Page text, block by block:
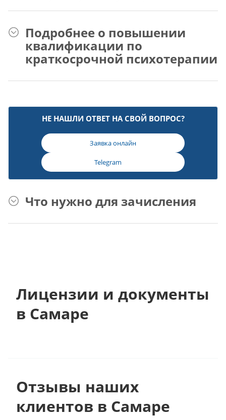
Подробнее о повышении
квалификации по
краткосрочной психотерапии
НЕ НАШЛИ ОТВЕТ НА СВОЙ ВОПРОС?
Заявка онлайн
Telegram
Что нужно для зачисления
Лицензии и документы
в Самаре
Отзывы наших
клиентов в Самаре